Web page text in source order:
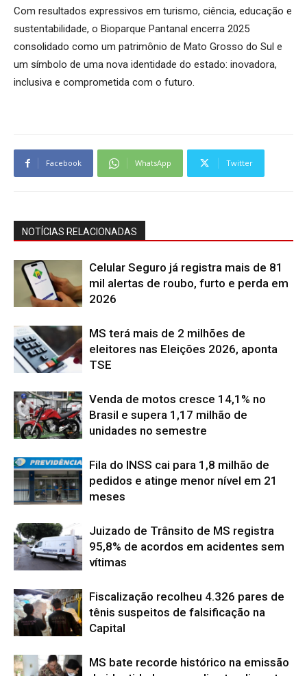
Com resultados expressivos em turismo, ciência, educação e
sustentabilidade, o Bioparque Pantanal encerra 2025
consolidado como um patrimônio de Mato Grosso do Sul e
um símbolo de uma nova identidade do estado: inovadora,
inclusiva e comprometida com o futuro.
Facebook WhatsApp Twitter
NOTÍCIAS RELACIONADAS
Celular Seguro já registra mais de 81
mil alertas de roubo, furto e perda em
2026
MS terá mais de 2 milhões de
eleitores nas Eleições 2026, aponta
TSE
Venda de motos cresce 14,1% no
Brasil e supera 1,17 milhão de
unidades no semestre
Fila do INSS cai para 1,8 milhão de
pedidos e atinge menor nível em 21
meses
Juizado de Trânsito de MS registra
95,8% de acordos em acidentes sem
vítimas
Fiscalização recolheu 4.326 pares de
tênis suspeitos de falsificação na
Capital
MS bate recorde histórico na emissão